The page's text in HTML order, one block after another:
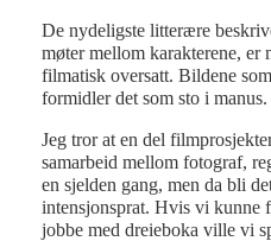
De nydeligste litterære
møter mellom karakterene, er
filmatisk oversatt. Bildene
formidler det som sto i manus.
Jeg tror at en del
samarbeid mellom fotograf,
en sjelden gang, men da bli
intensjonsprat. Hvis vi kunne
jobbe med dreieboka ville vi